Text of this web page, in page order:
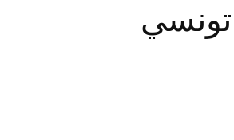
تونسي